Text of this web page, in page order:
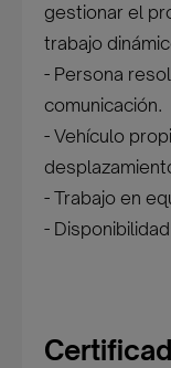
gestionar el
trabajo
- Persona
comunicación.
- Vehículo
- Trabajo en
-